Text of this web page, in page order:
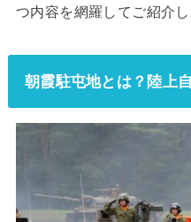
つ内容を網羅してご紹介し
朝霞駐屯地とは？陸上